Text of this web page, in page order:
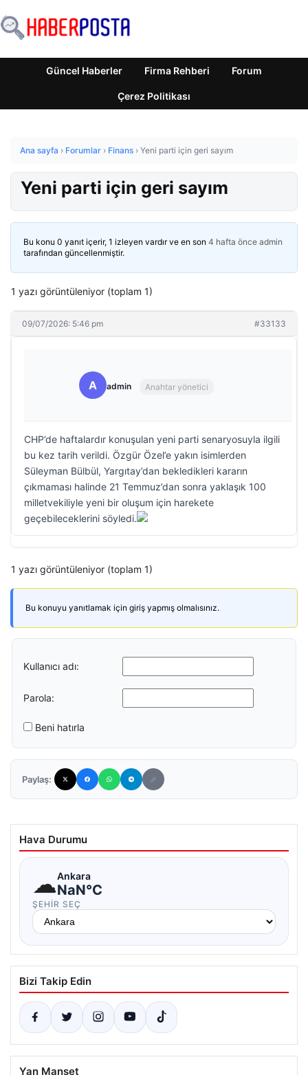
Güncel Haberler Firma Rehberi Forum
Çerez Politikası
Ana sayfa › Forumlar › Finans › Yeni parti için geri sayım
Yeni parti için geri sayım
Bu konu 0 yanıt içerir, 1 izleyen vardır ve en son 4 hafta önce admin
tarafından güncellenmiştir.
1 yazı görüntüleniyor (toplam 1)
09/07/2026: 5:46 pm #33133
A admin Anahtar yönetici
CHP’de haftalardır konuşulan yeni parti senaryosuyla ilgili
bu kez tarih verildi. Özgür Özel’e yakın isimlerden
Süleyman Bülbül, Yargıtay’dan bekledikleri kararın
çıkmaması halinde 21 Temmuz’dan sonra yaklaşık 100
milletvekiliyle yeni bir oluşum için harekete
geçebileceklerini söyledi.
1 yazı görüntüleniyor (toplam 1)
Bu konuyu yanıtlamak için giriş yapmış olmalısınız.
Kullanıcı adı:
Parola:
Beni hatırla
Paylaş:
Hava Durumu
☁Ankara
NaN°C
ŞEHIR SEÇ
Bizi Takip Edin
Yan Manşet